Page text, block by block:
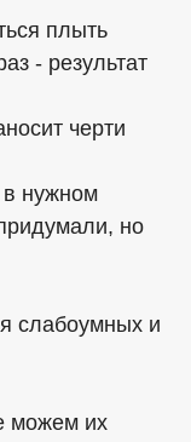
плыть
- результат
черти
в нужном
но
слабоумных и
можем их